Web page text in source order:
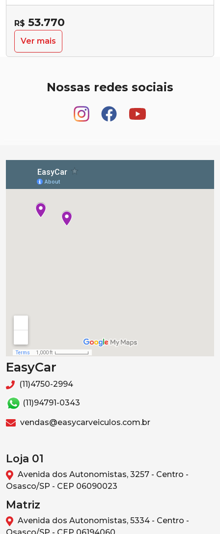
R$ 53.770
Ver mais
Nossas redes sociais
EasyCar
(11)4750-2994
(11)94791-0343
vendas@easycarveiculos.com.br
Loja 01
Avenida dos Autonomistas, 3257 - Centro -
Osasco/SP - CEP 06090023
Matriz
Avenida dos Autonomistas, 5334 - Centro -